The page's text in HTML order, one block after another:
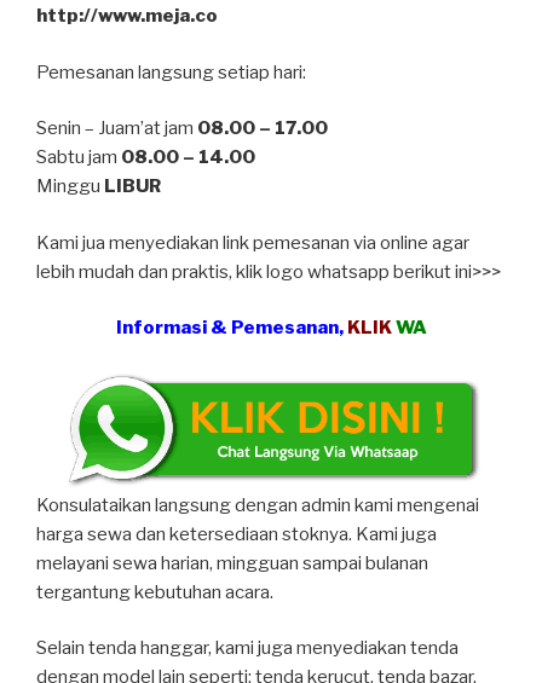
http://www.meja.co
Pemesanan langsung setiap hari:
Senin – Juam’at jam 08.00 – 17.00
Sabtu jam 08.00 – 14.00
Minggu LIBUR
Kami jua menyediakan link pemesanan via online agar
lebih mudah dan praktis, klik logo whatsapp berikut ini>>>
Informasi & Pemesanan, KLIKWA
Konsulataikan langsung dengan admin kami mengenai
harga sewa dan ketersediaan stoknya. Kami juga
melayani sewa harian, mingguan sampai bulanan
tergantung kebutuhan acara.
Selain tenda hanggar, kami juga menyediakan tenda
dengan model lain seperti: tenda kerucut, tenda bazar,